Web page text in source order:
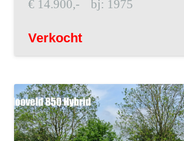
€ 14.900,- bj: 1975
Verkocht